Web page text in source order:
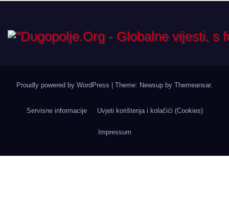
Proudly powered by WordPress | Theme: Newsup by Themeansar.
Servisne informacije Uvjeti korištenja i kolačići (Cookies)
Impressum